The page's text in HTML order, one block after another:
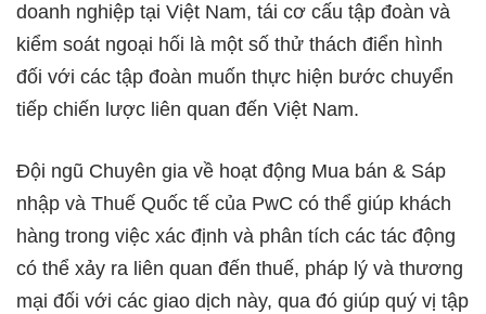
doanh nghiệp tại Việt Nam, tái cơ cấu tập đoàn và
kiểm soát ngoại hối là một số thử thách điển hình
đối với các tập đoàn muốn thực hiện bước chuyển
tiếp chiến lược liên quan đến Việt Nam.
Đội ngũ Chuyên gia về hoạt động Mua bán & Sáp
nhập và Thuế Quốc tế của PwC có thể giúp khách
hàng trong việc xác định và phân tích các tác động
có thể xảy ra liên quan đến thuế, pháp lý và thương
mại đối với các giao dịch này, qua đó giúp quý vị tập